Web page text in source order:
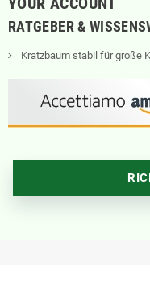
YOUR ACCOUNT
RATGEBER &
Kratzbaum stabil für große